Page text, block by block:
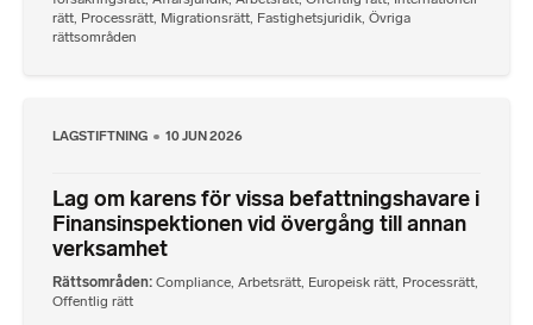
rätt, Processrätt, Migrationsrätt, Fastighetsjuridik, Övriga
rättsområden
LAGSTIFTNING 10 JUN 2026
Lag om karens för vissa befattningshavare i
Finansinspektionen vid övergång till annan
verksamhet
Rättsområden Compliance, Arbetsrätt, Europeisk rätt, Processrätt,
Offentlig rätt